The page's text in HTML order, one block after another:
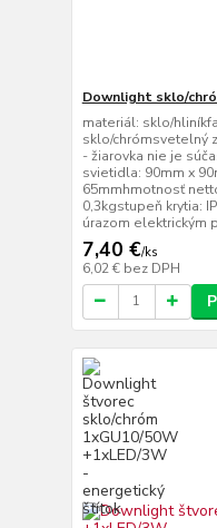
Downlight sklo/
materiál: sklo/
sklo/chrómsvetelný
- žiarovka nie je
svietidla: 90mm x
65mmhmotnosť
0,3kgstupeň krytia:
úrazom elektrickým
7,40 €/ks
6,02 € bez DPH